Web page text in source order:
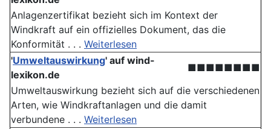
Anlagenzertifikat bezieht sich im Kontext der
Windkraft auf ein offizielles Dokument, das die
Konformität . . . Weiterlesen
'Umweltauswirkung' auf wind-
lexikon.de
■■■■■■■■
Umweltauswirkung bezieht sich auf die verschiedenen
Arten, wie Windkraftanlagen und die damit
verbundene . . . Weiterlesen